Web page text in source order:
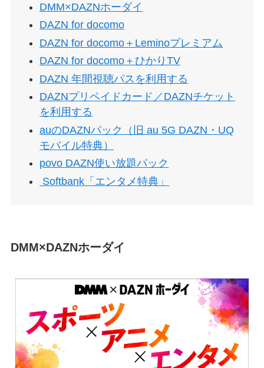
DMM×DAZNホーダイ
DAZN for docomo
DAZN for docomo＋Leminoプレミアム
DAZN for docomo＋ひかりTV
DAZN 年間視聴パスを利用する
DAZNプリペイドカード／DAZNチケット
を利用する
auのDAZNパック（旧 au 5G DAZN・UQ
モバイル特典）
povo DAZN使い放題パック
Softbank「エンタメ特典」
DMM×DAZNホーダイ